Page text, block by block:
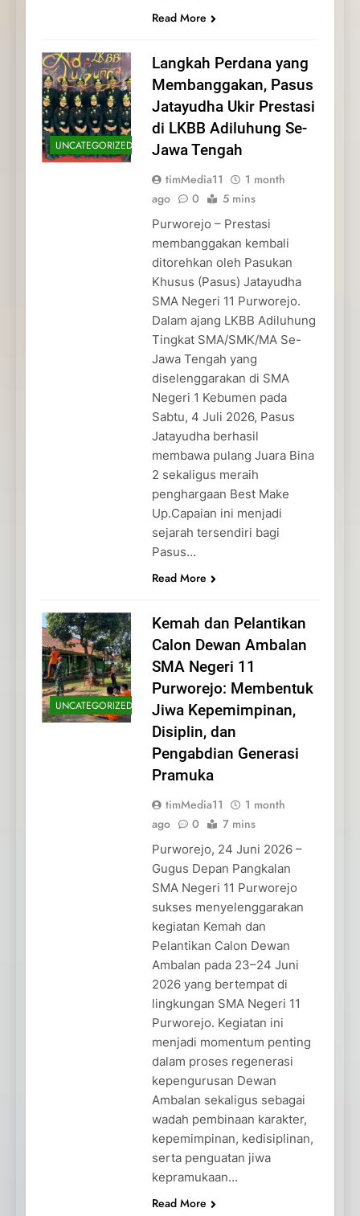
Read More
UNCATEGORIZED
Langkah Perdana yang
Membanggakan, Pasus
Jatayudha Ukir Prestasi
di LKBB Adiluhung Se-
Jawa Tengah
timMedia11
1 month
ago
0 5 mins
Purworejo – Prestasi
membanggakan kembali
ditorehkan oleh Pasukan
Khusus (Pasus) Jatayudha
SMA Negeri 11 Purworejo.
Dalam ajang LKBB Adiluhung
Tingkat SMA/SMK/MA Se-
Jawa Tengah yang
diselenggarakan di SMA
Negeri 1 Kebumen pada
Sabtu, 4 Juli 2026, Pasus
Jatayudha berhasil
membawa pulang Juara Bina
2 sekaligus meraih
penghargaan Best Make
Up.Capaian ini menjadi
sejarah tersendiri bagi
Pasus…
Read More
UNCATEGORIZED
Kemah dan Pelantikan
Calon Dewan Ambalan
SMA Negeri 11
Purworejo: Membentuk
Jiwa Kepemimpinan,
Disiplin, dan
Pengabdian Generasi
Pramuka
timMedia11
1 month
ago
0 7 mins
Purworejo, 24 Juni 2026 –
Gugus Depan Pangkalan
SMA Negeri 11 Purworejo
sukses menyelenggarakan
kegiatan Kemah dan
Pelantikan Calon Dewan
Ambalan pada 23–24 Juni
2026 yang bertempat di
lingkungan SMA Negeri 11
Purworejo. Kegiatan ini
menjadi momentum penting
dalam proses regenerasi
kepengurusan Dewan
Ambalan sekaligus sebagai
wadah pembinaan karakter,
kepemimpinan, kedisiplinan,
serta penguatan jiwa
kepramukaan…
Read More